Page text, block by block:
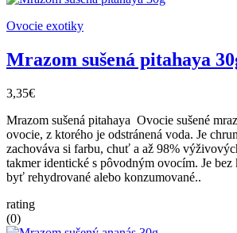
Ovocie exotiky
Mrazom sušená pitahaya
3,35€
Mrazom sušená pitahaya Ovocie sušené
ovocie, z ktorého je odstránená voda. Je
zachováva si farbu, chuť a až 98%
takmer identické s pôvodným ovocím. Je
byť rehydrované alebo konzumované..
rating
(0)